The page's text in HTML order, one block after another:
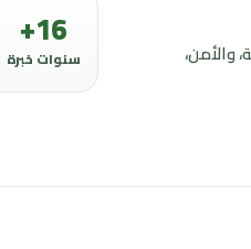
والأمن،
16+
سنوات خبرة